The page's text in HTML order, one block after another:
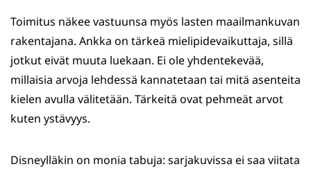
Toimitus näkee vastuunsa myös lasten maailmankuvan
rakentajana. Ankka on tärkeä mielipidevaikuttaja, sillä
jotkut eivät muuta luekaan. Ei ole yhdentekevää,
millaisia arvoja lehdessä kannatetaan tai mitä asenteita
kielen avulla välitetään. Tärkeitä ovat pehmeät arvot
kuten ystävyys.
Disneylläkin on monia tabuja: sarjakuvissa ei saa viitata